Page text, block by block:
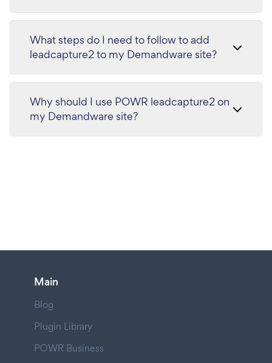
What steps do I need to follow to add
leadcapture2 to my Demandware site?
Why should I use POWR leadcapture2 on
my Demandware site?
Main
Blog
Plugin Library
POWR Business